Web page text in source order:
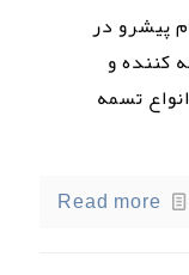
پیشرو در
کننده و
تسمه
Read more